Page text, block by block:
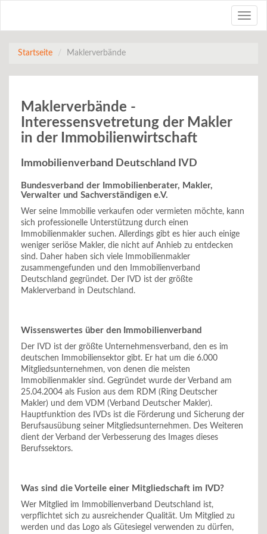
Toggle
Startseite Maklerverbände
Maklerverbände -
Interessensvetretung der Makler
in der Immobilienwirtschaft
Immobilienverband Deutschland IVD
Bundesverband der Immobilienberater, Makler,
Verwalter und Sachverständigen e.V.
Wer seine Immobilie verkaufen oder vermieten möchte, kann
sich professionelle Unterstützung durch einen
Immobilienmakler suchen. Allerdings gibt es hier auch einige
weniger seriöse Makler, die nicht auf Anhieb zu entdecken
sind. Daher haben sich viele Immobilienmakler
zusammengefunden und den Immobilienverband
Deutschland gegründet. Der IVD ist der größte
Maklerverband in Deutschland.
Wissenswertes über den Immobilienverband
Der IVD ist der größte Unternehmensverband, den es im
deutschen Immobiliensektor gibt. Er hat um die 6.000
Mitgliedsunternehmen, von denen die meisten
Immobilienmakler sind. Gegründet wurde der Verband am
25.04.2004 als Fusion aus dem RDM (Ring Deutscher
Makler) und dem VDM (Verband Deutscher Makler).
Hauptfunktion des IVDs ist die Förderung und Sicherung der
Berufsausübung seiner Mitgliedsunternehmen. Des Weiteren
dient der Verband der Verbesserung des Images dieses
Berufssektors.
Was sind die Vorteile einer Mitgliedschaft im IVD?
Wer Mitglied im Immobilienverband Deutschland ist,
verpflichtet sich zu ausreichender Qualität. Um Mitglied zu
werden und das Logo als Gütesiegel verwenden zu dürfen,